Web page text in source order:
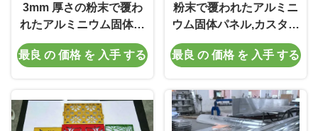
3mm 厚さの粉末で覆わ
れたアルミニウム固体パ
ネル
最良 の 価格 を 入手 する
粉末で覆われたアルミニ
ウム固体パネル,カスタマ
イズ可能なRAL色とCNC
ターレットパンシング
最良 の 価格 を 入手 する